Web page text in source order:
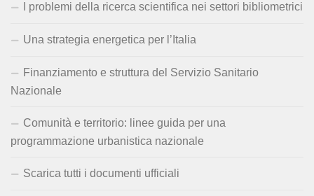
I problemi della ricerca scientifica nei settori bibliometrici
Una strategia energetica per l’Italia
Finanziamento e struttura del Servizio Sanitario
Nazionale
Comunità e territorio: linee guida per una
programmazione urbanistica nazionale
Scarica tutti i documenti ufficiali